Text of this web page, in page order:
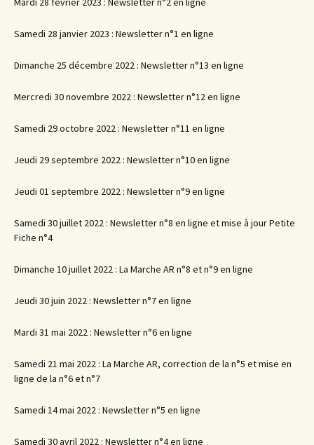
Samedi 28 janvier 2023 : Newsletter n°1 en ligne
Dimanche 25 décembre 2022 : Newsletter n°13 en ligne
Mercredi 30 novembre 2022 : Newsletter n°12 en ligne
Samedi 29 octobre 2022 : Newsletter n°11 en ligne
Jeudi 29 septembre 2022 : Newsletter n°10 en ligne
Jeudi 01 septembre 2022 : Newsletter n°9 en ligne
Samedi 30 juillet 2022 : Newsletter n°8 en ligne et mise à jour Petite
Fiche n°4
Dimanche 10 juillet 2022 : La Marche AR n°8 et n°9 en ligne
Jeudi 30 juin 2022 : Newsletter n°7 en ligne
Mardi 31 mai 2022 : Newsletter n°6 en ligne
Samedi 21 mai 2022 : La Marche AR, correction de la n°5 et mise en
ligne de la n°6 et n°7
Samedi 14 mai 2022 : Newsletter n°5 en ligne
Samedi 30 avril 2022 : Newsletter n°4 en ligne